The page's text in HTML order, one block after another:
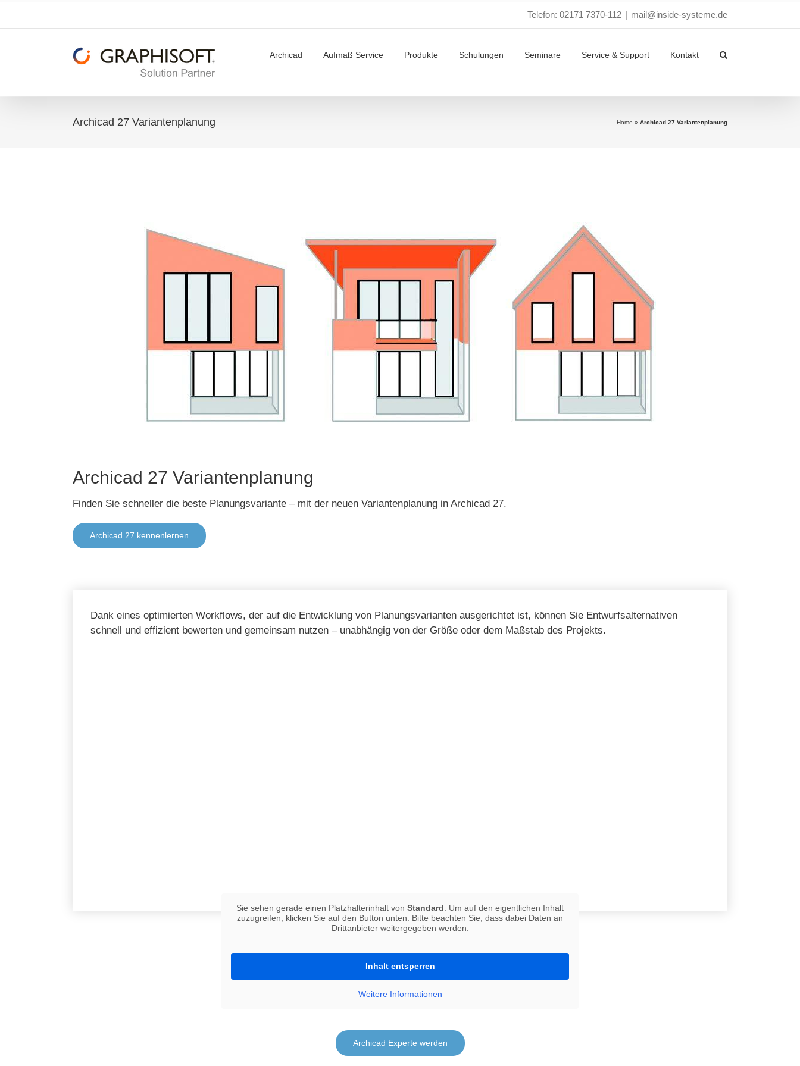
Telefon: 02171 7370-112 | mail@inside-systeme.de
Archicad Aufmaß Service Produkte Schulungen Seminare Service & Support Kontakt
Archicad 27 Variantenplanung Home » Archicad 27 Variantenplanung
Archicad 27 Variantenplanung
Finden Sie schneller die beste Planungsvariante – mit der neuen Variantenplanung in Archicad 27.
Archicad 27 kennenlernen
Dank eines optimierten Workflows, der auf die Entwicklung von Planungsvarianten ausgerichtet ist, können Sie Entwurfsalternativen
schnell und effizient bewerten und gemeinsam nutzen – unabhängig von der Größe oder dem Maßstab des Projekts.
Sie sehen gerade einen Platzhalterinhalt von Standard . Um auf den eigentlichen Inhalt
zuzugreifen, klicken Sie auf den Button unten. Bitte beachten Sie, dass dabei Daten an
Drittanbieter weitergegeben werden.
Inhalt entsperren
Weitere Informationen
Archicad Experte werden